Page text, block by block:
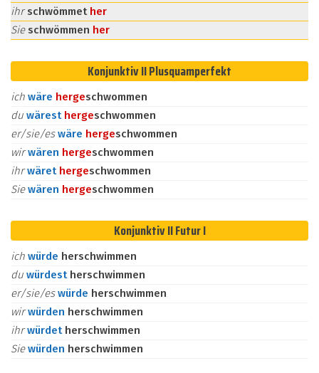
ihrschwömmet her
Sie schwömmen her
Konjunktiv II Plusquamperfekt
ich wäre hergeschwommen
du wärest hergeschwommen
er/sie/eswäre hergeschwommen
wirwären hergeschwommen
ihrwäret hergeschwommen
Siewären hergeschwommen
Konjunktiv II Futur I
ich würde herschwimmen
du würdest herschwimmen
er/sie/eswürde herschwimmen
wirwürden herschwimmen
ihrwürdet herschwimmen
Siewürden herschwimmen